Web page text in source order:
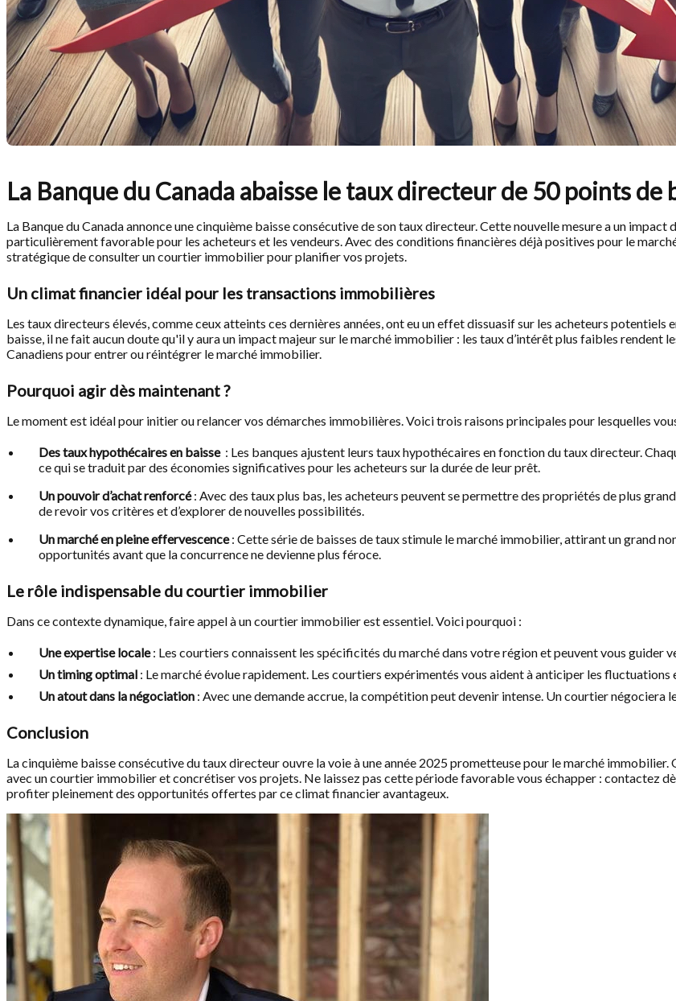
La Banque du Canada abaisse le taux directeur de 50 points de
La Banque du Canada annonce une cinquième baisse consécutive de son taux directeur. Cette nouvelle mesure a un
particulièrement favorable pour les acheteurs et les vendeurs. Avec des conditions financières déjà positives pour le
stratégique de consulter un courtier immobilier pour planifier vos projets.
Un climat financier idéal pour les transactions immobilières
Les taux directeurs élevés, comme ceux atteints ces dernières années, ont eu un effet dissuasif sur les acheteurs potentiels
baisse, il ne fait aucun doute qu'il y aura un impact majeur sur le marché immobilier : les taux d’intérêt plus faibles rendent
Canadiens pour entrer ou réintégrer le marché immobilier.
Pourquoi agir dès maintenant ?
Le moment est idéal pour initier ou relancer vos démarches immobilières. Voici trois raisons principales pour lesquelles
Des taux hypothécaires en baisse : Les banques ajustent leurs taux hypothécaires en fonction du taux directeur.
ce qui se traduit par des économies significatives pour les acheteurs sur la durée de leur prêt.
Un pouvoir d’achat renforcé: Avec des taux plus bas, les acheteurs peuvent se permettre des propriétés de plus
de revoir vos critères et d’explorer de nouvelles possibilités.
Un marché en pleine effervescence: Cette série de baisses de taux stimule le marché immobilier, attirant un grand
opportunités avant que la concurrence ne devienne plus féroce.
Le rôle indispensable du courtier immobilier
Dans ce contexte dynamique, faire appel à un courtier immobilier est essentiel. Voici pourquoi :
Une expertise locale: Les courtiers connaissent les spécificités du marché dans votre région et peuvent vous guider
Un timing optimal : Le marché évolue rapidement. Les courtiers expérimentés vous aident à anticiper les
Un atout dans la négociation : Avec une demande accrue, la compétition peut devenir intense. Un courtier négociera
Conclusion
La cinquième baisse consécutive du taux directeur ouvre la voie à une année 2025 prometteuse pour le marché
avec un courtier immobilier et concrétiser vos projets. Ne laissez pas cette période favorable vous échapper : contactez
profiter pleinement des opportunités offertes par ce climat financier avantageux.